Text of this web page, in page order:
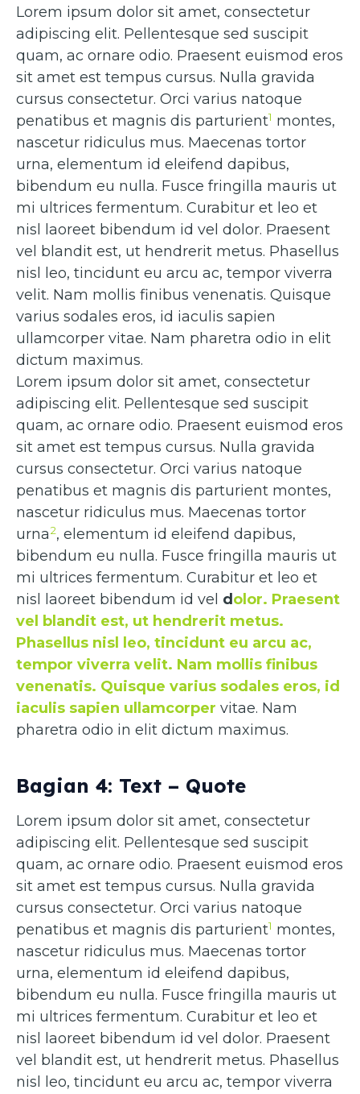
Lorem ipsum dolor sit amet, consectetur
adipiscing elit. Pellentesque sed suscipit
quam, ac ornare odio. Praesent euismod eros
sit amet est tempus cursus. Nulla gravida
cursus consectetur. Orci varius natoque
penatibus et magnis dis parturient1 montes,
nascetur ridiculus mus. Maecenas tortor
urna, elementum id eleifend dapibus,
bibendum eu nulla. Fusce fringilla mauris ut
mi ultrices fermentum. Curabitur et leo et
nisl laoreet bibendum id vel dolor. Praesent
vel blandit est, ut hendrerit metus. Phasellus
nisl leo, tincidunt eu arcu ac, tempor viverra
velit. Nam mollis finibus venenatis. Quisque
varius sodales eros, id iaculis sapien
ullamcorper vitae. Nam pharetra odio in elit
dictum maximus.
Lorem ipsum dolor sit amet, consectetur
adipiscing elit. Pellentesque sed suscipit
quam, ac ornare odio. Praesent euismod eros
sit amet est tempus cursus. Nulla gravida
cursus consectetur. Orci varius natoque
penatibus et magnis dis parturient montes,
nascetur ridiculus mus. Maecenas tortor
urna2, elementum id eleifend dapibus,
bibendum eu nulla. Fusce fringilla mauris ut
mi ultrices fermentum. Curabitur et leo et
nisl laoreet bibendum id vel dolor. Praesent
vel blandit est, ut hendrerit metus.
Phasellus nisl leo, tincidunt eu arcu ac,
tempor viverra velit. Nam mollis finibus
venenatis. Quisque varius sodales eros, id
iaculis sapien ullamcorper vitae. Nam
pharetra odio in elit dictum maximus.
Bagian 4: Text – Quote
Lorem ipsum dolor sit amet, consectetur
adipiscing elit. Pellentesque sed suscipit
quam, ac ornare odio. Praesent euismod eros
sit amet est tempus cursus. Nulla gravida
cursus consectetur. Orci varius natoque
penatibus et magnis dis parturient1 montes,
nascetur ridiculus mus. Maecenas tortor
urna, elementum id eleifend dapibus,
bibendum eu nulla. Fusce fringilla mauris ut
mi ultrices fermentum. Curabitur et leo et
nisl laoreet bibendum id vel dolor. Praesent
vel blandit est, ut hendrerit metus. Phasellus
nisl leo, tincidunt eu arcu ac, tempor viverra